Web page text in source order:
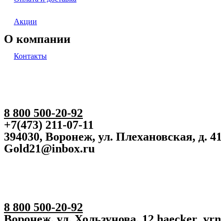
Акции
О компании
Контакты
8 800 500-20-92
+7(473) 211-07-11
394030, Воронеж, ул. Плехановская, д. 41
Gold21@inbox.ru
8 800 500-20-92